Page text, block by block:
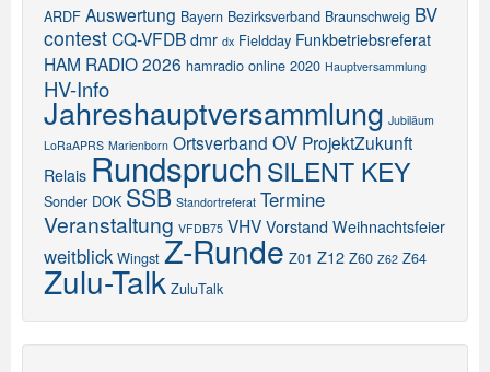
ARDF Auswertung Bayern Bezirksverband Braunschweig BV
contestCQ-VFDB dmr dx Fieldday Funkbetriebsreferat
HAM RADIO 2026 hamradio online 2020 Hauptversammlung
HV-Info
Jahreshauptversammlung Jubiläum
LoRaAPRS Marienborn Ortsverband OV ProjektZukunft
Relais RundspruchSILENT KEY
Sonder DOK SSB Standortreferat Termine
Veranstaltung VFDB75 VHV Vorstand Weihnachtsfeier
weitblick Wingst Z-Runde Z01 Z12 Z60 Z62 Z64
Zulu-Talk ZuluTalk